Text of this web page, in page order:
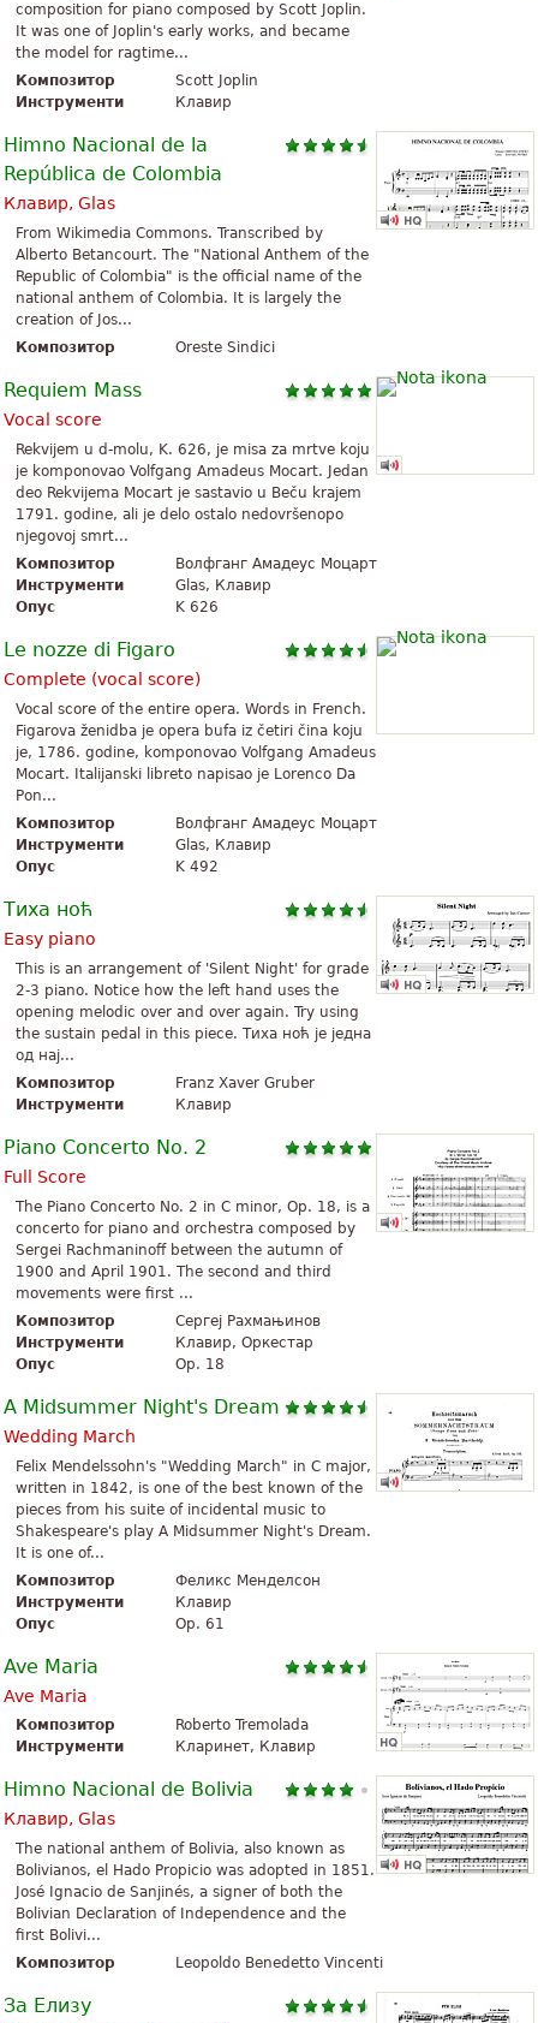
composition for piano composed by Scott Joplin.
It was one of Joplin's early works, and became
the model for ragtime...
Композитор
Scott Joplin
Инструменти
Клавир
Himno Nacional de la
República de Colombia
Клавир, Glas
From Wikimedia Commons. Transcribed by
Alberto Betancourt. The "National Anthem of the
Republic of Colombia" is the official name of the
national anthem of Colombia. It is largely the
creation of Jos...
Композитор
Oreste Sindici
Requiem Mass
Vocal score
Rekvijem u d-molu, K. 626, je misa za mrtve koju
je komponovao Volfgang Amadeus Mocart. Jedan
deo Rekvijema Mocart je sastavio u Beču krajem
1791. godine, ali je delo ostalo nedovršenopo
njegovoj smrt...
Композитор
Волфганг Амадеус Моцарт
Инструменти
Glas, Клавир
Опус
K 626
Le nozze di Figaro
Complete (vocal score)
Vocal score of the entire opera. Words in French.
Figarova ženidba je opera bufa iz četiri čina koju
je, 1786. godine, komponovao Volfgang Amadeus
Mocart. Italijanski libreto napisao je Lorenco Da
Pon...
Композитор
Волфганг Амадеус Моцарт
Инструменти
Glas, Клавир
Опус
K 492
Тиха ноћ
Easy piano
This is an arrangement of 'Silent Night' for grade
2-3 piano. Notice how the left hand uses the
opening melodic over and over again. Try using
the sustain pedal in this piece. Тиха ноћ је једна
од нај...
Композитор
Franz Xaver Gruber
Инструменти
Клавир
Piano Concerto No. 2
Full Score
The Piano Concerto No. 2 in C minor, Op. 18, is a
concerto for piano and orchestra composed by
Sergei Rachmaninoff between the autumn of
1900 and April 1901. The second and third
movements were first ...
Композитор
Сергеј Рахмањинов
Инструменти
Клавир, Оркестар
Опус
Op. 18
A Midsummer Night's Dream
Wedding March
Felix Mendelssohn's "Wedding March" in C major,
written in 1842, is one of the best known of the
pieces from his suite of incidental music to
Shakespeare's play A Midsummer Night's Dream.
It is one of...
Композитор
Феликс Менделсон
Инструменти
Клавир
Опус
Op. 61
Ave Maria
Ave Maria
Композитор
Roberto Tremolada
Инструменти
Кларинет, Клавир
Himno Nacional de Bolivia
Клавир, Glas
The national anthem of Bolivia, also known as
Bolivianos, el Hado Propicio was adopted in 1851.
José Ignacio de Sanjinés, a signer of both the
Bolivian Declaration of Independence and the
first Bolivi...
Композитор
Leopoldo Benedetto Vincenti
За Елизу